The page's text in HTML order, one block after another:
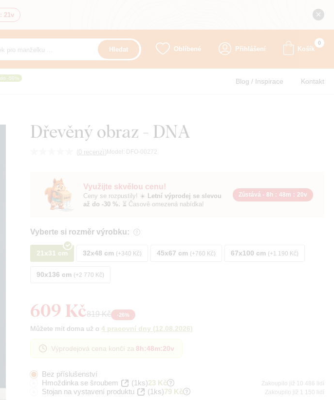
: 19v
Hledat Oblíbené Přihlášení Košík
0
do -50% Blog / Inspirace Kontakt
Dřevěný obraz - DNA
(0 recenzí) Model: DFO-00272
Využijte skvělou cenu!
Ceny se rozpustily! ☀️ Letní výprodej se slevou
až do -30 %. ⏳ Časově omezená nabídka!
Zůstává - 8h : 48m : 19v
Vyberte si rozměr výrobku:
21x31 cm 32x48 cm +340 Kč 45x67 cm +760 Kč 67x100 cm +1 190 Kč
90x136 cm +2 770 Kč
609 Kč819 Kč -26%
Můžete mít doma už o 4 pracovní dny (12.08.2026)
Výprodejová cena končí za 8h:48m:19v
Bez příslušenství
Hmoždinka se šroubem
(1ks)23 Kč Zakoupilo již 10 486 lidí
Stojan na vystavení produktu (1ks)79 Kč Zakoupilo již 1 150 lidí